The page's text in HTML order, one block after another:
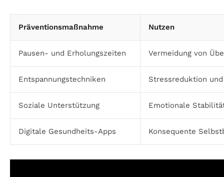
Präventionsmaßnahme Nutzen
Pausen- und Erholungszeiten Vermeidung von
Entspannungstechniken Stressreduktion
Soziale Unterstützung Emotionale
Digitale Gesundheits-Apps Konsequente